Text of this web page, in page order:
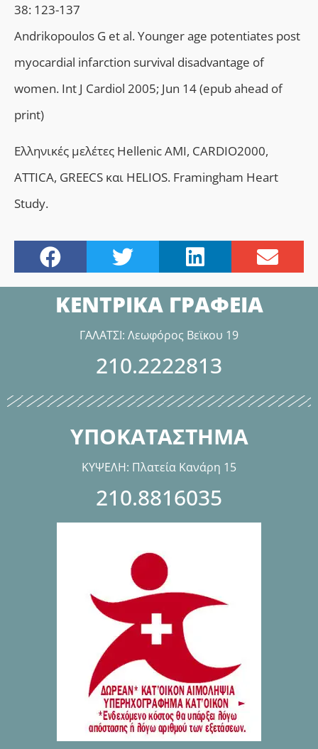
38: 123-137
Andrikopoulos G et al. Younger age potentiates post
myocardial infarction survival disadvantage of
women. Int J Cardiol 2005; Jun 14 (epub ahead of
print)
Ελληνικές μελέτες Hellenic AMI, CARDIO2000,
ATTICA, GREECS και HELIOS. Framingham Heart
Study.
ΚΕΝΤΡΙΚΑ ΓΡΑΦΕΙΑ
ΓΑΛΑΤΣΙ: Λεωφόρος Βεϊκου 19
210.2222813
ΥΠΟΚΑΤΑΣΤΗΜΑ
ΚΥΨΕΛΗ: Πλατεία Κανάρη 15
210.8816035